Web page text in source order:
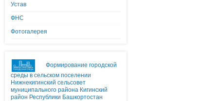
Устав
ФНС
Фотогалерея
Формирование городской
среды в сельском поселении
Нижнекигинский сельсовет
муниципального района Кигинский
район Республики Башкортостан